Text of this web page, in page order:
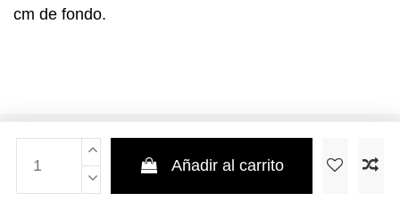
Añadir al carrito
cm de fondo.